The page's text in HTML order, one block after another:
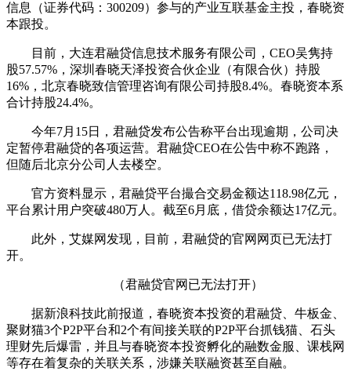
信息（证券代码：300209）参与的产业互联基金主投，春晓资
本跟投。
目前，大连君融贷信息技术服务有限公司，CEO吴隽持
股57.57%，深圳春晓天泽投资合伙企业（有限合伙）持股
16%，北京春晓致信管理咨询有限公司持股8.4%。春晓资本系
合计持股24.4%。
今年7月15日，君融贷发布公告称平台出现逾期，公司决
定暂停君融贷的各项运营。君融贷CEO在公告中称不跑路，
但随后北京分公司人去楼空。
官方资料显示，君融贷平台撮合交易金额达118.98亿元，
平台累计用户突破480万人。截至6月底，借贷余额达17亿元。
此外，艾媒网发现，目前，君融贷的官网网页已无法打
开。
（君融贷官网已无法打开）
据新浪科技此前报道，春晓资本投资的君融贷、牛板金、
聚财猫3个P2P平台和2个有间接关联的P2P平台抓钱猫、石头
理财先后爆雷，并且与春晓资本投资孵化的融数金服、课栈网
等存在着复杂的关联关系，涉嫌关联融资甚至自融。